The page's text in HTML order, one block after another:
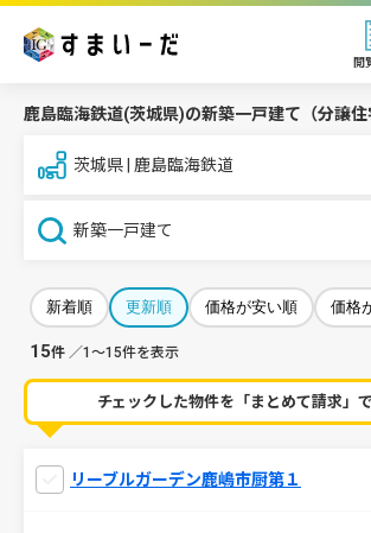
閲
鹿島臨海鉄道(茨城県)の新築一戸建て（分譲住
茨城県 | 鹿島臨海鉄道
新築一戸建て
新着順 更新順 価格が安い順 価格
15件 ／1～15件を表示
チェックした物件を「まとめて請求」で
リーブルガーデン鹿嶋市厨第１